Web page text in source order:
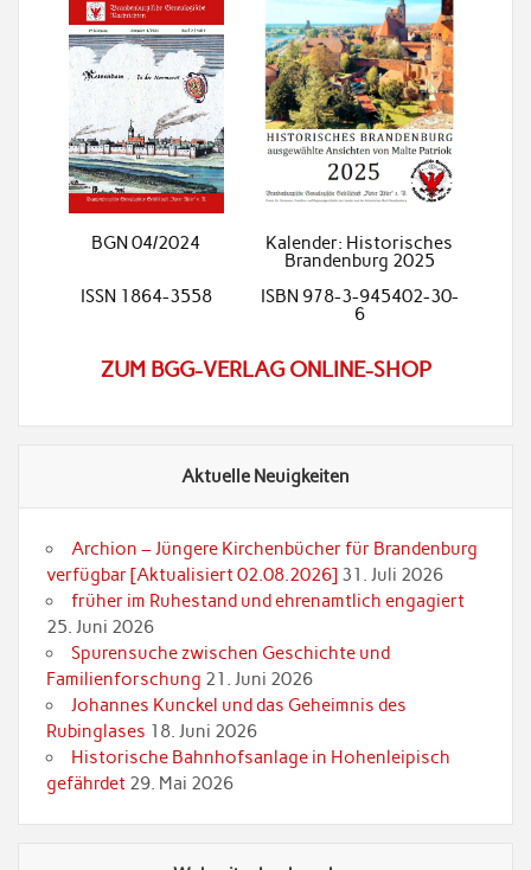
BGN 04/2024
Kalender: Historisches
Brandenburg 2025
ISSN 1864-3558
ISBN 978-3-945402-30-
6
ZUM BGG-VERLAG ONLINE-SHOP
Aktuelle Neuigkeiten
Archion – Jüngere Kirchenbücher für Brandenburg
verfügbar [Aktualisiert 02.08.2026] 31. Juli 2026
früher im Ruhestand und ehrenamtlich engagiert
25. Juni 2026
Spurensuche zwischen Geschichte und
Familienforschung 21. Juni 2026
Johannes Kunckel und das Geheimnis des
Rubinglases 18. Juni 2026
Historische Bahnhofsanlage in Hohenleipisch
gefährdet 29. Mai 2026